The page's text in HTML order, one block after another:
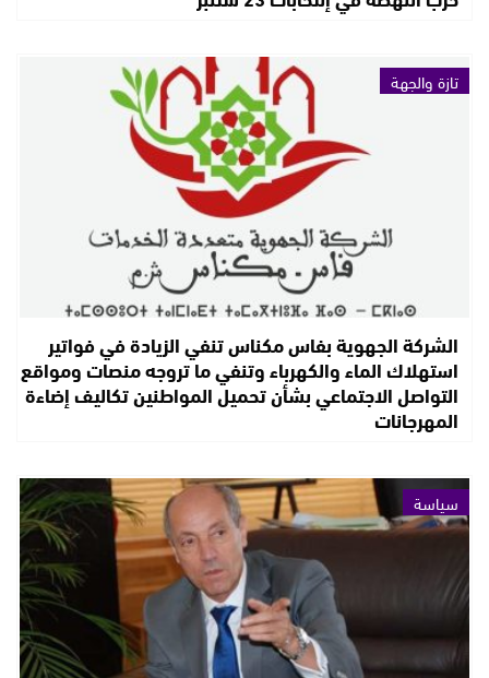
تازة والجهة
الشركة الجهوية بفاس مكناس تنفي الزيادة في فواتير
استهلاك الماء والكهرباء وتنفي ما تروجه منصات ومواقع
التواصل الاجتماعي بشأن تحميل المواطنين تكاليف إضاءة
المهرجانات
سياسة